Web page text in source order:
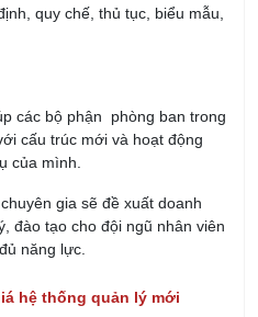
quy chế, thủ tục, biểu mẫu,
các bộ phận phòng ban trong
cấu trúc mới và hoạt động
của mình.
gia sẽ đề xuất doanh
đào tạo cho đội ngũ nhân viên
năng lực.
hệ thống quản lý mới